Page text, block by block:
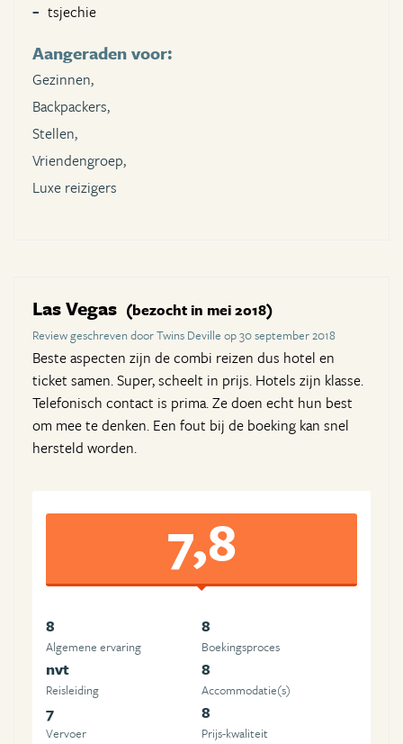
tsjechie
Aangeraden voor:
Gezinnen,
Backpackers,
Stellen,
Vriendengroep,
Luxe reizigers
Las Vegas (bezocht in mei 2018)
Review geschreven door Twins Deville op 30 september 2018
Beste aspecten zijn de combi reizen dus hotel en
ticket samen. Super, scheelt in prijs. Hotels zijn klasse.
Telefonisch contact is prima. Ze doen echt hun best
om mee te denken. Een fout bij de boeking kan snel
hersteld worden.
7,8
8
Algemene ervaring
8
Boekingsproces
nvt
Reisleiding
8
Accommodatie(s)
7
Vervoer
8
Prijs-kwaliteit